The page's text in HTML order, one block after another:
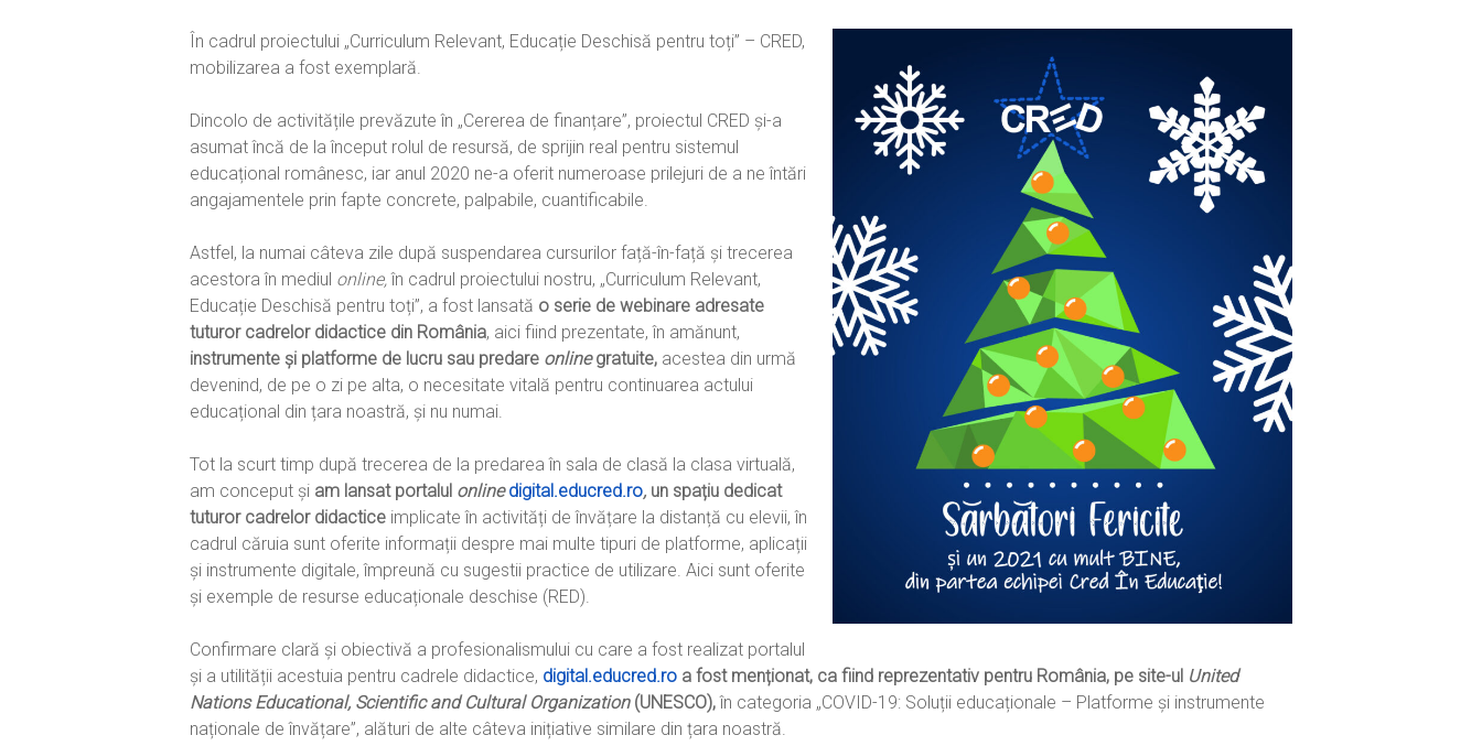
În cadrul proiectului „Curriculum Relevant, Educație Deschisă pentru toți” – CRED,
mobilizarea a fost exemplară.
Dincolo de activitățile prevăzute în „Cererea de finanțare”, proiectul CRED și-a
asumat încă de la început rolul de resursă, de sprijin real pentru sistemul
educațional românesc, iar anul 2020 ne-a oferit numeroase prilejuri de a ne întări
angajamentele prin fapte concrete, palpabile, cuantificabile.
Astfel, la numai câteva zile după suspendarea cursurilor față-în-față și trecerea
acestora în mediul online,în cadrul proiectului nostru, „Curriculum Relevant,
Educație Deschisă pentru toți”, a fost lansată o serie de webinare adresate
tuturor cadrelor didactice din România, aici fiind prezentate, în amănunt,
instrumente și platforme de lucru sau predare onlinegratuite, acestea din urmă
devenind, de pe o zi pe alta, o necesitate vitală pentru continuarea actului
educațional din țara noastră, și nu numai.
Tot la scurt timp după trecerea de la predarea în sala de clasă la clasa virtuală,
am conceput și am lansat portalul onlinedigital.educred.ro, un spațiu dedicat
tuturor cadrelor didactice implicate în activități de învățare la distanță cu elevii, în
cadrul căruia sunt oferite informații despre mai multe tipuri de platforme, aplicații
și instrumente digitale, împreună cu sugestii practice de utilizare. Aici sunt oferite
și exemple de resurse educaționale deschise (RED).
Confirmare clară și obiectivă a profesionalismului cu care a fost realizat portalul
și a utilității acestuia pentru cadrele didactice, digital.educred.ro a fost menționat, ca fiind reprezentativ pentru România, pe site-ul United
Nations Educational, Scientific and Cultural Organization(UNESCO),în categoria „COVID-19: Soluții educaționale – Platforme și instrumente
naționale de învățare”, alături de alte câteva inițiative similare din țara noastră.